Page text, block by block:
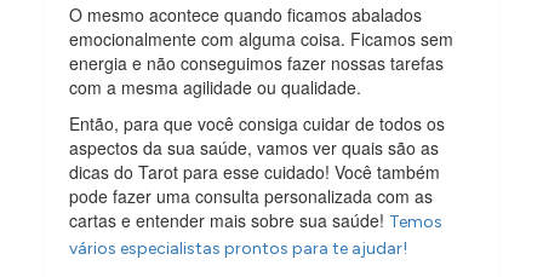
O mesmo acontece quando ficamos abalados
emocionalmente com alguma coisa. Ficamos sem
energia e não conseguimos fazer nossas tarefas
com a mesma agilidade ou qualidade.
Então, para que você consiga cuidar de todos os
aspectos da sua saúde, vamos ver quais são as
dicas do Tarot para esse cuidado! Você também
pode fazer uma consulta personalizada com as
cartas e entender mais sobre sua saúde! Temos
vários especialistas prontos para te ajudar!